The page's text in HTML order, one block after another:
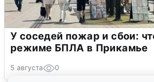
У соседей пожар и сбои:
режиме БПЛА в Прикамье
5 августа 0